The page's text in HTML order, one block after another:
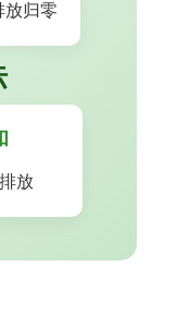
放归零
放